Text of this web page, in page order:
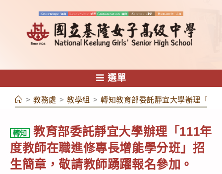
容
選單
> 教務處 > 教學組 > 轉知教育部委託靜宜大學辦理「
轉知
教育部委託靜宜大學辦理「111年
度教師在職進修專長增能學分班」招
生簡章，敬請教師踴躍報名參加。